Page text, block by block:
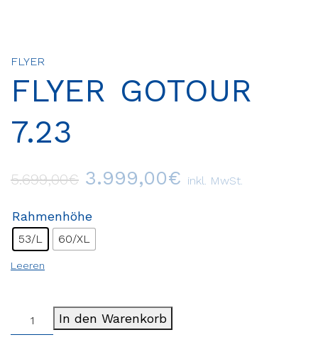
FLYER
FLYER GOTOUR
7.23
5.699,00€ 3.999,00€ inkl. MwSt.
Rahmenhöhe
53/L 60/XL
Leeren
In den Warenkorb